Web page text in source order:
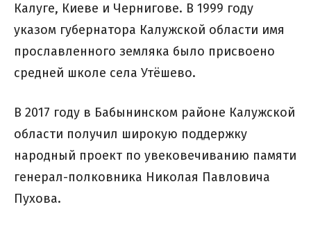
Калуге, Киеве и Чернигове. В 1999 году
указом губернатора Калужской области имя
прославленного земляка было присвоено
средней школе села Утёшево.
В 2017 году в Бабынинском районе Калужской
области получил широкую поддержку
народный проект по увековечиванию памяти
генерал-полковника Николая Павловича
Пухова.